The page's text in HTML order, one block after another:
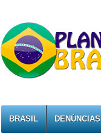
BRASIL DENÚNCIAS